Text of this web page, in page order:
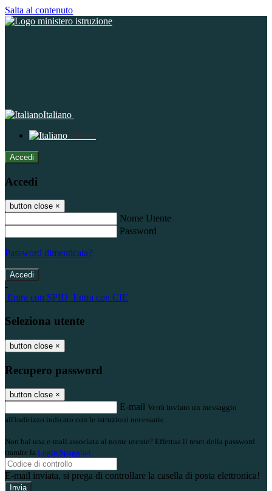
Salta al contenuto
Italiano
Italiano
Accedi
Accedi
button close ×
Nome Utente
Password
Password dimenticata?
-
Entra con SPID Entra con CIE
Seleziona utente
button close ×
Recupero password
button close ×
E-mail Verrà inviato un messaggio
all'indirizzo indicato con le istruzioni necessarie.
Non hai una e-mail associata al nome utente? Effettua il reset della password
tramite la Login Spaggiari
E-mail inviata, si prega di controllare la casella di posta elettronica!